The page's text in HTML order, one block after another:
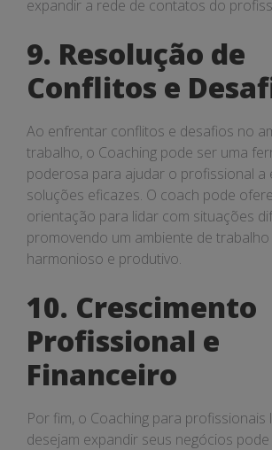
expandir a rede de contatos do
9. Resolução de
Conflitos e
Ao enfrentar conflitos e desafios no
trabalho, o Coaching pode ser uma
poderosa para ajudar o profissional a
soluções eficazes. O coach pode
orientação para lidar com situações
promovendo um ambiente de trabalho
harmonioso e produtivo.
10. Crescimento
Profissional e
Financeiro
Por fim, o Coaching para profissionais
desejam expandir seus negócios